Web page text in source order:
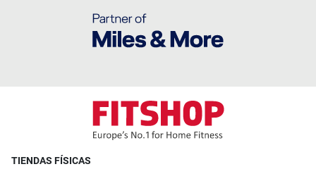
TIENDAS FÍSICAS